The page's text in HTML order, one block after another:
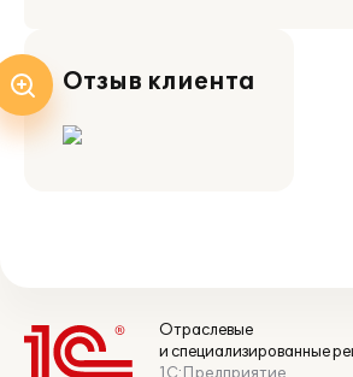
Отзыв клиента
Отраслевые
и специализированные